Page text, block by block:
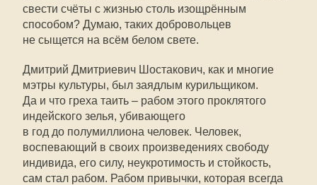
свести счёты с жизнью столь изощрённым
способом? Думаю, таких добровольцев
не сыщется на всём белом свете.
Дмитрий Дмитриевич Шостакович, как и многие
мэтры культуры, был заядлым курильщиком.
Да и что греха таить – рабом этого проклятого
индейского зелья, убивающего
в год до полумиллиона человек. Человек,
воспевающий в своих произведениях свободу
индивида, его силу, неукротимость и стойкость,
сам стал рабом. Рабом привычки, которая всегда